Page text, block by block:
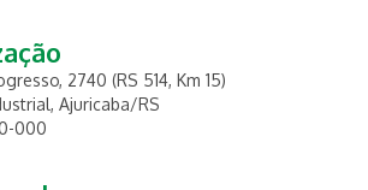
2740 (RS 514, Km 15)
Ajuricaba/RS
000